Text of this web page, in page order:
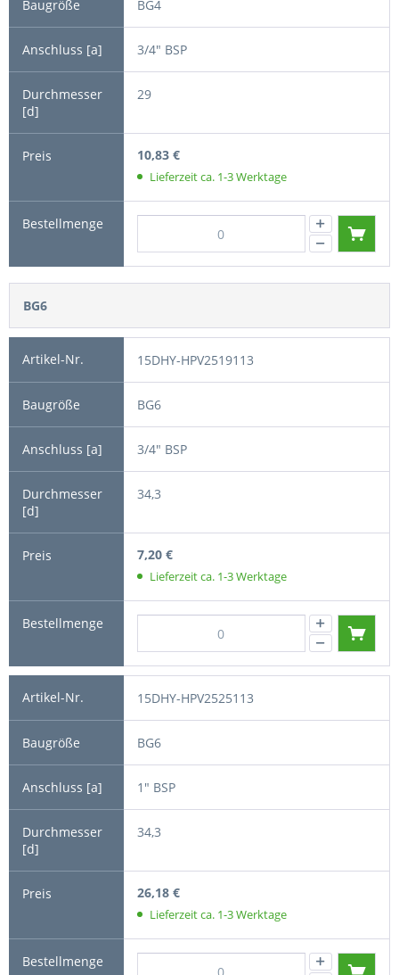
BG4
3/4" BSP
29
10,83 €
Lieferzeit ca. 1-3 Werktage
BG6
15DHY-HPV2519113
BG6
3/4" BSP
34,3
7,20 €
Lieferzeit ca. 1-3 Werktage
15DHY-HPV2525113
BG6
1" BSP
34,3
26,18 €
Lieferzeit ca. 1-3 Werktage